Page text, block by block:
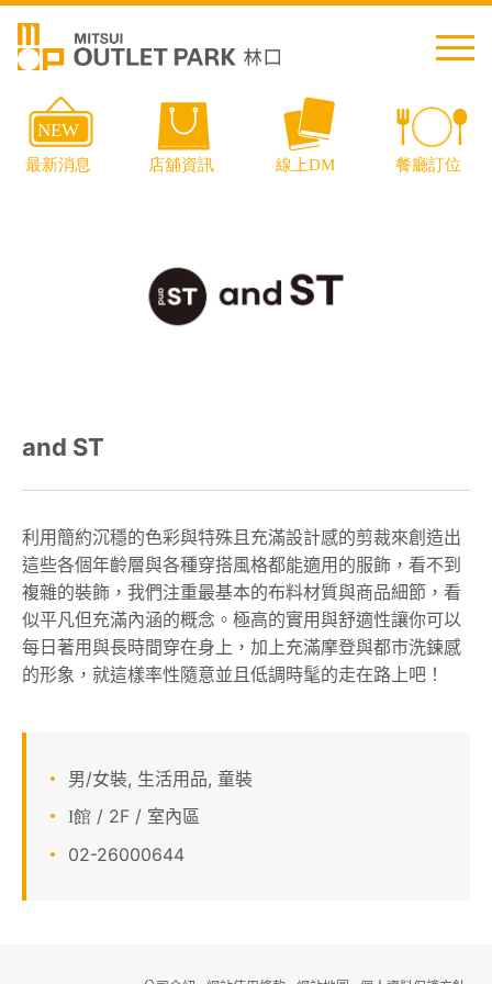
樓層導覽
關於我們
APP會員專區
and ST
利用簡約沉穩的色彩與特殊且充滿設計感的剪裁來創造出
這些各個年齡層與各種穿搭風格都能適用的服飾，看不到
複雜的裝飾，我們注重最基本的布料材質與商品細節，看
似平凡但充滿內涵的概念。極高的實用與舒適性讓你可以
每日著用與長時間穿在身上，加上充滿摩登與都市洗鍊感
的形象，就這樣率性隨意並且低調時髦的走在路上吧！
男/女裝, 生活用品, 童裝
I館 / 2F / 室內區
02-26000644